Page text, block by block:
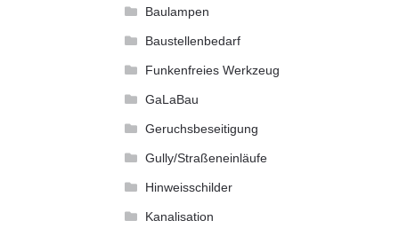
Baulampen
Baustellenbedarf
Funkenfreies Werkzeug
GaLaBau
Geruchsbeseitigung
Gully/Straßeneinläufe
Hinweisschilder
Kanalisation